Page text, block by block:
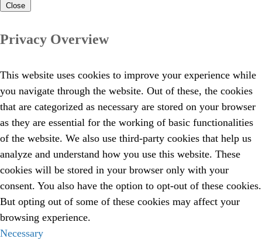
Close
Privacy Overview
This website uses cookies to improve your experience while
you navigate through the website. Out of these, the cookies
that are categorized as necessary are stored on your browser
as they are essential for the working of basic functionalities
of the website. We also use third-party cookies that help us
analyze and understand how you use this website. These
cookies will be stored in your browser only with your
consent. You also have the option to opt-out of these cookies.
But opting out of some of these cookies may affect your
browsing experience.
Necessary